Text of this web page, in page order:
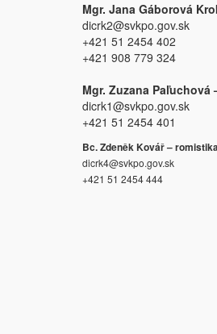
Mgr. Jana Gáborová
dicrk2@svkpo.gov.sk
+421 51 2454 402
+421 908 779 324
Mgr. Zuzana
dicrk1@svkpo.gov.sk
+421 51 2454 401
Bc. Zdeněk Kovář –
dicrk4@svkpo.gov.sk
+421 51 2454 444